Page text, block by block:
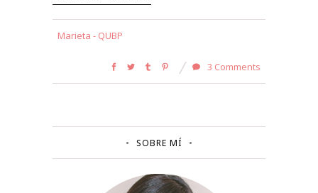
Marieta - QUBP
3 Comments
SOBRE MÍ